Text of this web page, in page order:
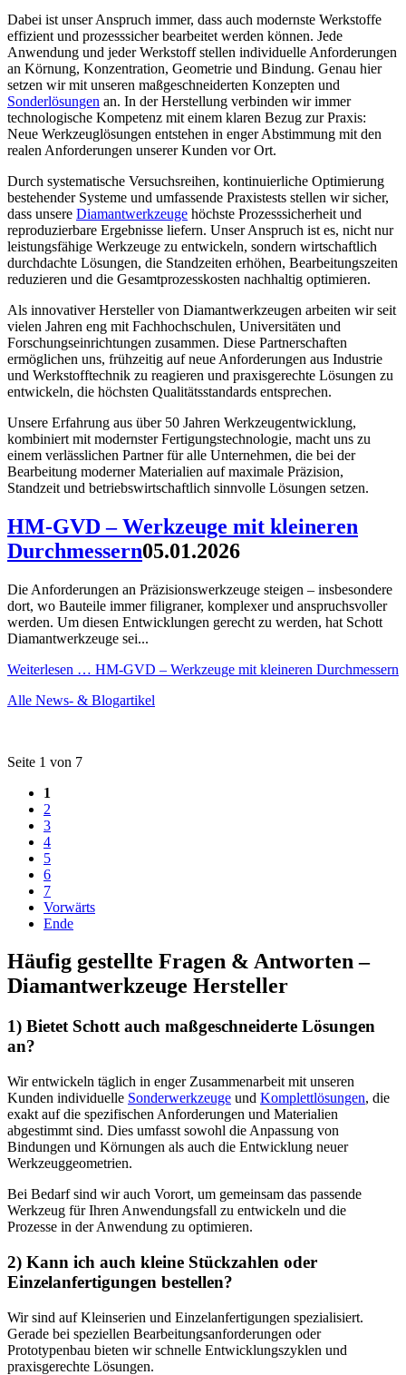
Dabei ist unser Anspruch immer, dass auch modernste Werkstoffe
effizient und prozesssicher bearbeitet werden können. Jede
Anwendung und jeder Werkstoff stellen individuelle Anforderungen
an Körnung, Konzentration, Geometrie und Bindung. Genau hier
setzen wir mit unseren maßgeschneiderten Konzepten und
Sonderlösungen an. In der Herstellung verbinden wir immer
technologische Kompetenz mit einem klaren Bezug zur Praxis:
Neue Werkzeuglösungen entstehen in enger Abstimmung mit den
realen Anforderungen unserer Kunden vor Ort.
Durch systematische Versuchsreihen, kontinuierliche Optimierung
bestehender Systeme und umfassende Praxistests stellen wir sicher,
dass unsere Diamantwerkzeuge höchste Prozesssicherheit und
reproduzierbare Ergebnisse liefern. Unser Anspruch ist es, nicht nur
leistungsfähige Werkzeuge zu entwickeln, sondern wirtschaftlich
durchdachte Lösungen, die Standzeiten erhöhen, Bearbeitungszeiten
reduzieren und die Gesamtprozesskosten nachhaltig optimieren.
Als innovativer Hersteller von Diamantwerkzeugen arbeiten wir seit
vielen Jahren eng mit Fachhochschulen, Universitäten und
Forschungseinrichtungen zusammen. Diese Partnerschaften
ermöglichen uns, frühzeitig auf neue Anforderungen aus Industrie
und Werkstofftechnik zu reagieren und praxisgerechte Lösungen zu
entwickeln, die höchsten Qualitätsstandards entsprechen.
Unsere Erfahrung aus über 50 Jahren Werkzeugentwicklung,
kombiniert mit modernster Fertigungstechnologie, macht uns zu
einem verlässlichen Partner für alle Unternehmen, die bei der
Bearbeitung moderner Materialien auf maximale Präzision,
Standzeit und betriebswirtschaftlich sinnvolle Lösungen setzen.
HM-GVD – Werkzeuge mit kleineren
Durchmessern05.01.2026
Die Anforderungen an Präzisionswerkzeuge steigen – insbesondere
dort, wo Bauteile immer filigraner, komplexer und anspruchsvoller
werden. Um diesen Entwicklungen gerecht zu werden, hat Schott
Diamantwerkzeuge sei...
Weiterlesen … HM-GVD – Werkzeuge mit kleineren Durchmessern
Alle News- & Blogartikel
Seite 1 von 7
1
2
3
4
5
6
7
Vorwärts
Ende
Häufig gestellte Fragen & Antworten –
Diamantwerkzeuge Hersteller
1) Bietet Schott auch maßgeschneiderte Lösungen
an?
Wir entwickeln täglich in enger Zusammenarbeit mit unseren
Kunden individuelle Sonderwerkzeuge und Komplettlösungen, die
exakt auf die spezifischen Anforderungen und Materialien
abgestimmt sind. Dies umfasst sowohl die Anpassung von
Bindungen und Körnungen als auch die Entwicklung neuer
Werkzeuggeometrien.
Bei Bedarf sind wir auch Vorort, um gemeinsam das passende
Werkzeug für Ihren Anwendungsfall zu entwickeln und die
Prozesse in der Anwendung zu optimieren.
2) Kann ich auch kleine Stückzahlen oder
Einzelanfertigungen bestellen?
Wir sind auf Kleinserien und Einzelanfertigungen spezialisiert.
Gerade bei speziellen Bearbeitungsanforderungen oder
Prototypenbau bieten wir schnelle Entwicklungszyklen und
praxisgerechte Lösungen.